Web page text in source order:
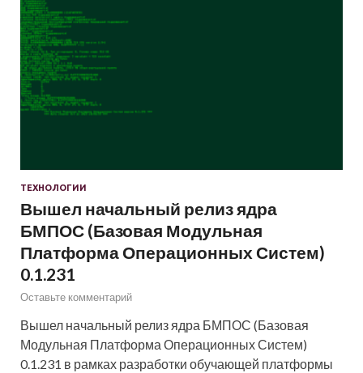
ТЕХНОЛОГИИ
Вышел начальный релиз ядра
БМПОС (Базовая Модульная
Платформа Операционных Систем)
0.1.231
Оставьте комментарий
Вышел начальный релиз ядра БМПОС (Базовая
Модульная Платформа Операционных Систем)
0.1.231 в рамках разработки обучающей платформы